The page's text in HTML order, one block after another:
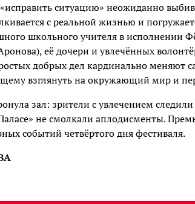
ситуацию» неожиданно
с реальной жизнью и
школьного учителя в исполнении
её дочери и увлечённых
добрых дел кардинально меняют
взглянуть на окружающий мир и
зал: зрители с увлечением
не смолкали аплодисменты.
событий четвёртого дня фестиваля.